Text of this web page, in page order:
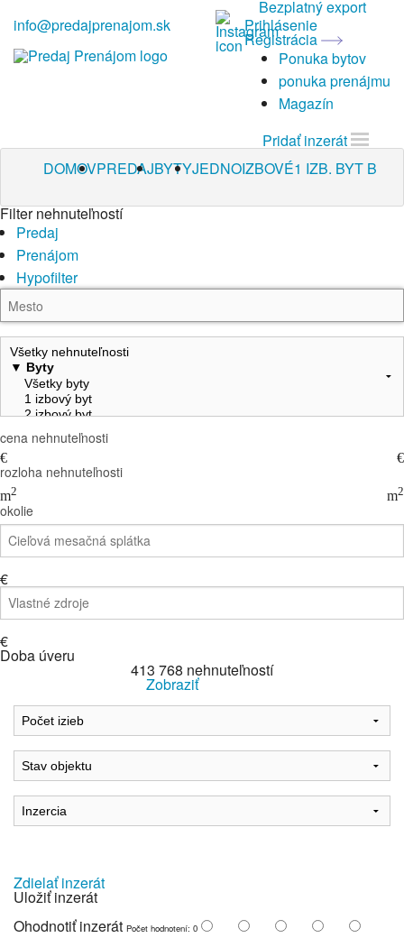
info@predajprenajom.sk
Bezplatný export
Prihlásenie
Registrácia
Ponuka bytov
ponuka prenájmu
Magazín
Pridať inzerát
DOMOVPREDAJBYTYJEDNOIZBOVÉ1 IZB. BYT
Filter nehnuteľností
Predaj
Prenájom
Hypofilter
cena nehnuteľnosti
€ €
rozloha nehnuteľnosti
m2 m2
okolie
€
€
Doba úveru
413 768 nehnuteľností
Zobraziť
Zdielať inzerát
Uložiť inzerát
Ohodnotiť inzerát Počet hodnotení: 0